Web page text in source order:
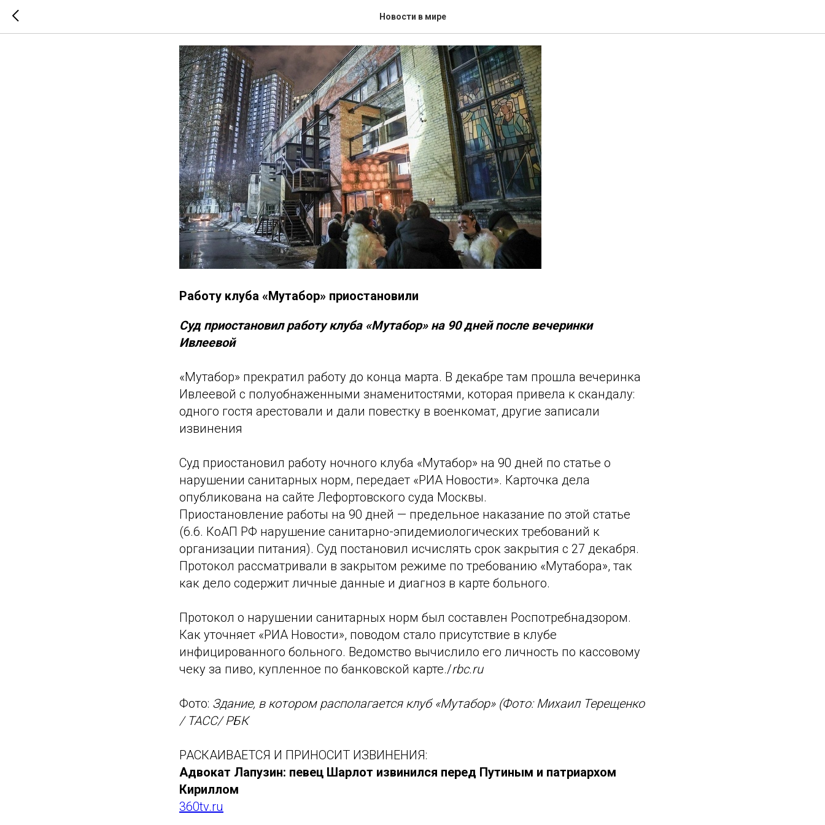
Новости в мире
РАБОТУ ПРИОСТАНОВИЛИ
Работу клуба «Мутабор» приостановили
Суд приостановил работу клуба «Мутабор» на 90 дней после вечеринки
Ивлеевой
«Мутабор» прекратил работу до конца марта. В декабре там прошла вечеринка
Ивлеевой с полуобнаженными знаменитостями, которая привела к скандалу:
одного гостя арестовали и дали повестку в военкомат, другие записали
извинения
Суд приостановил работу ночного клуба «Мутабор» на 90 дней по статье о
нарушении санитарных норм, передает «РИА Новости». Карточка дела
опубликована на сайте Лефортовского суда Москвы.
Приостановление работы на 90 дней — предельное наказание по этой статье
(6.6. КоАП РФ нарушение санитарно-эпидемиологических требований к
организации питания). Суд постановил исчислять срок закрытия с 27 декабря.
Протокол рассматривали в закрытом режиме по требованию «Мутабора», так
как дело содержит личные данные и диагноз в карте больного.
Протокол о нарушении санитарных норм был составлен Роспотребнадзором.
Как уточняет «РИА Новости», поводом стало присутствие в клубе
инфицированного больного. Ведомство вычислило его личность по кассовому
чеку за пиво, купленное по банковской карте./rbc.ru
Фото: Здание, в котором располагается клуб «Мутабор» (Фото: Михаил Терещенко
/ ТАСС/ РБК
РАСКАИВАЕТСЯ И ПРИНОСИТ ИЗВИНЕНИЯ:
Адвокат Лапузин: певец Шарлот извинился перед Путиным и патриархом
Кириллом
360tv.ru